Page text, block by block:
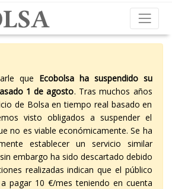
que Ecobolsa ha suspendido su
1 de agosto. Tras muchos años
de Bolsa en tiempo real basado en
visto obligados a suspender el
no es viable económicamente. Se ha
establecer un servicio similar
embargo ha sido descartado debido
realizadas indican que el público
pagar 10 €/mes teniendo en cuenta